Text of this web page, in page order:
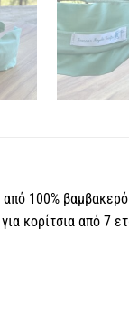
100%
κορίτσια από 7